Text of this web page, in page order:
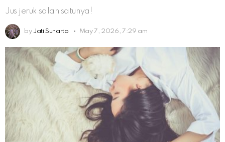
Jus jeruk salah satunya!
by Jati Sunarto May 7, 2026, 7:29 am